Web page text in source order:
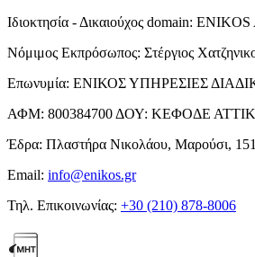
Ιδιοκτησία - Δικαιούχος domain: ENIKOS
Νόμιμος Εκπρόσωπος: Στέργιος
Επωνυμία: ΕΝΙΚΟΣ ΥΠΗΡΕΣΙΕΣ
ΑΦΜ: 800384700 ΔΟΥ: ΚΕΦΟΔΕ
Έδρα: Πλαστήρα Νικολάου, Μαρούσι,
Email: info@enikos.gr
Τηλ. Επικοινωνίας: +30 (210) 878-8006